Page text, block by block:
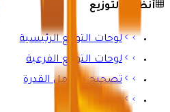
أنظمة التوزيع
لوحات التوزيع الرئيسية
لوحات التوزيع الفرعية
تصحيح معامل القدرة
حجرة الباسبار